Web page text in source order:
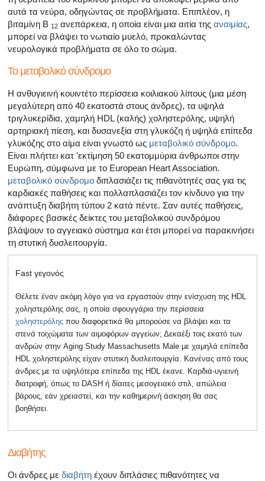
αυτά τα νεύρα, οδηγώντας σε προβλήματα. Επιπλέον, η
βιταμίνη Β 12 ανεπάρκεια, η οποία είναι μια αιτία της αναιμίας,
μπορεί να βλάψει το νωτιαίο μυελό, προκαλώντας
νευρολογικά προβλήματα σε όλο το σώμα.
Το μεταβολικό σύνδρομο
Η ανθυγιεινή κουιντέτο περίσσεια κοιλιακού λίπους (μια μέση
μεγαλύτερη από 40 εκατοστά στους άνδρες), τα υψηλά
τριγλυκερίδια, χαμηλή HDL (καλής) χοληστερόλης, υψηλή
αρτηριακή πίεση, και δυσανεξία στη γλυκόζη ή υψηλά επίπεδα
γλυκόζης στο αίμα είναι γνωστό ως μεταβολικό σύνδρομο.
Είναι πλήττει κατ 'εκτίμηση 50 εκατομμύρια άνθρωποι στην
Ευρώπη, σύμφωνα με το European Heart Association.
μεταβολικό σύνδρομο διπλασιάζει τις πιθανότητές σας για τις
καρδιακές παθήσεις και πολλαπλασιάζει τον κίνδυνο για την
ανάπτυξη διαβήτη τύπου 2 κατά πέντε. Σαν αυτές παθήσεις,
διάφορες βασικές δείκτες του μεταβολικού συνδρόμου
βλάψουν το αγγειακό σύστημα και έτσι μπορεί να παρακινήσει
τη στυτική δυσλειτουργία.
Fast γεγονός
Θέλετε έναν ακόμη λόγο για να εργαστούν στην ενίσχυση της HDL
χοληστερόλης σας, η οποία σφουγγάρια την περίσσεια
χοληστερόλης που διαφορετικά θα μπορούσε να βλάψει και τα
στενά τοιχώματα των αιμοφόρων αγγείων; Δεκαέξι τοις εκατό των
ανδρών στην Aging Study Massachusetts Male με χαμηλά επίπεδα
HDL χοληστερόλης είχαν στυτική δυσλειτουργία. Κανένας από τους
άνδρες με τα υψηλότερα επίπεδα της HDL έκανε. Καρδιά-υγιεινή
διατροφή, όπως το DASH ή δίαιτες μεσογειακό στιλ, απώλεια
βάρους, εάν χρειαστεί, και την καθημερινή άσκηση θα σας
βοηθήσει.
Διαβήτης
Οι άνδρες με διαβήτη έχουν διπλάσιες πιθανότητες να